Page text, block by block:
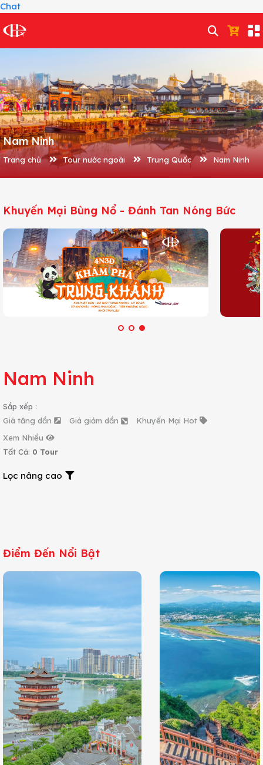
Chat
Nam Ninh
Trang chủ Tour nước ngoài Trung Quốc Nam Ninh
Khuyến Mại Bùng Nổ - Đánh Tan Nóng Bức
Nam Ninh
Sắp xếp :
Giá tăng dần
Giá giảm dần
Khuyến Mại Hot
Xem Nhiều
Tất Cả: 0 Tour
Lọc nâng cao
Điểm Đến Nổi Bật